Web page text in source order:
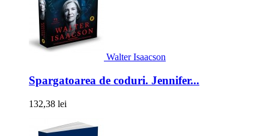
Walter Isaacson
Spargatoarea de coduri. Jennifer...
132,38 lei